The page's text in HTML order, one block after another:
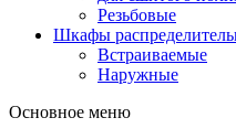
Резьбовые
Шкафы
Встраиваемые
Наружные
Основное меню